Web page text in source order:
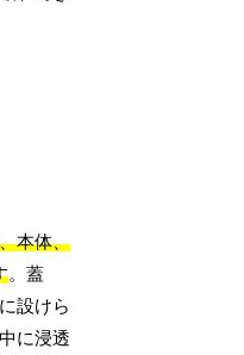
本体、
。蓋
設けら
に浸透